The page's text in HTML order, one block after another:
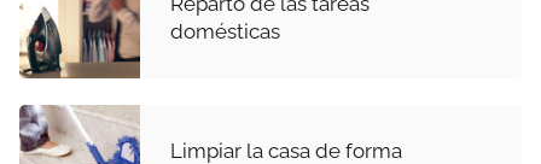
domésticas
Limpiar la casa de forma